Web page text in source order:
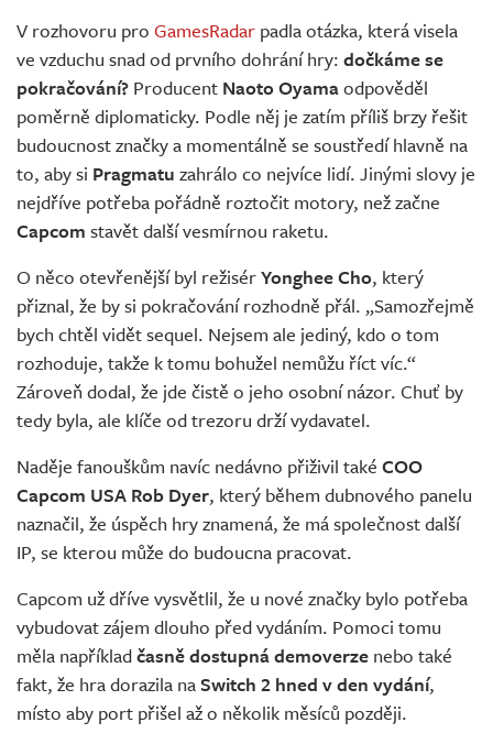
V rozhovoru pro GamesRadar padla otázka, která visela
ve vzduchu snad od prvního dohrání hry: dočkáme se
pokračování? Producent Naoto Oyamaodpověděl
poměrně diplomaticky. Podle něj je zatím příliš brzy řešit
budoucnost značky a momentálně se soustředí hlavně na
to, aby si Pragmatu zahrálo co nejvíce lidí. Jinými slovy je
nejdříve potřeba pořádně roztočit motory, než začne
Capcom stavět další vesmírnou raketu.
O něco otevřenější byl režisérYonghee Cho, který
přiznal, že by si pokračování rozhodně přál. „Samozřejmě
bych chtěl vidět sequel. Nejsem ale jediný, kdo o tom
rozhoduje, takže k tomu bohužel nemůžu říct víc.“
Zároveň dodal, že jde čistě o jeho osobní názor. Chuť by
tedy byla, ale klíče od trezoru drží vydavatel.
Naděje fanouškům navíc nedávno přiživil také COO
Capcom USA Rob Dyer, který během dubnového panelu
naznačil, že úspěch hry znamená, že má společnost další
IP, se kterou může do budoucna pracovat.
Capcom už dříve vysvětlil, že u nové značky bylo potřeba
vybudovat zájem dlouho před vydáním. Pomoci tomu
měla napříkladčasně dostupná demoverze nebo také
fakt, že hra dorazila naSwitch 2 hned v den vydání,
místo aby port přišel až o několik měsíců později.